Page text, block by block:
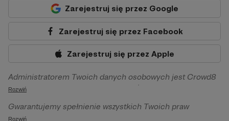
Zarejestruj się przez Google
Zarejestruj się przez Facebook
Zarejestruj się przez Apple
Administratorem Twoich danych osobowych jest Crowd8
sp. z o.o. z siedziba w Warszawie, ul. Żwirki i Wigury 16, 02-
092 Warszawa. Twoje dane osobowe będą przetwarzane w
szczególności w celu wykonania umowy zawartej z Tobą, w
Rozwiń
Gwarantujemy spełnienie wszystkich Twoich praw
wynikających z ogólnego rozporządzenia o ochronie
Rozwiń